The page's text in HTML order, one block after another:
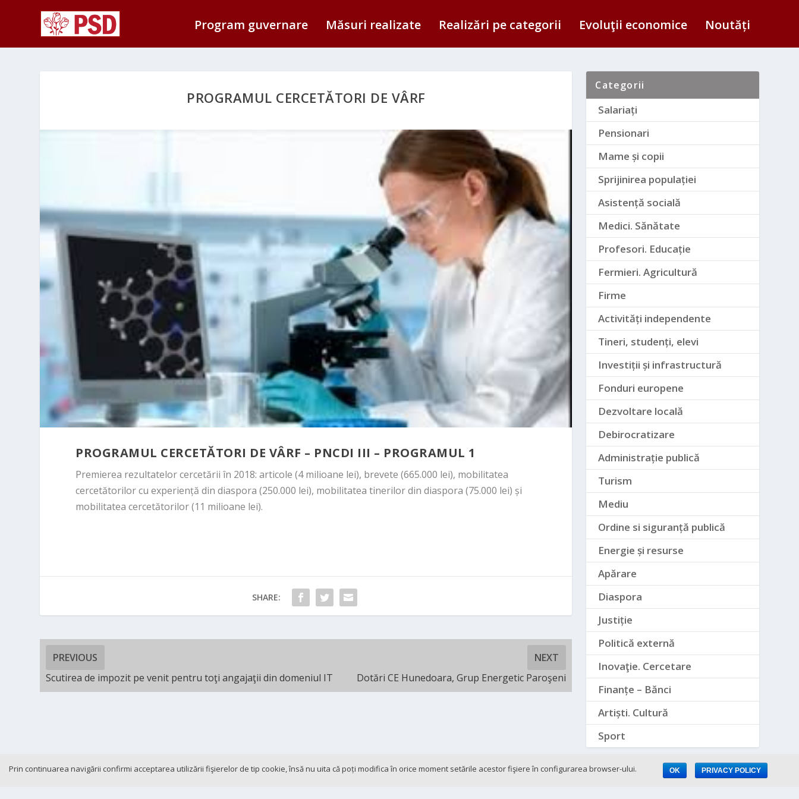
Program guvernare Măsuri realizate Realizări pe categorii Evoluţii economice Noutăți
PROGRAMUL CERCETĂTORI DE VÂRF
PROGRAMUL CERCETĂTORI DE VÂRF – PNCDI III – PROGRAMUL 1
Premierea rezultatelor cercetării în 2018: articole (4 milioane lei), brevete (665.000 lei), mobilitatea
cercetătorilor cu experiență din diaspora (250.000 lei), mobilitatea tinerilor din diaspora (75.000 lei) și
mobilitatea cercetătorilor (11 milioane lei).
SHARE:
PREVIOUS
Scutirea de impozit pe venit pentru toţi angajaţii din domeniul IT
NEXT
Dotări CE Hunedoara, Grup Energetic Paroşeni
Categorii
Salariați
Pensionari
Mame și copii
Sprijinirea populației
Asistență socială
Medici. Sănătate
Profesori. Educație
Fermieri. Agricultură
Firme
Activități independente
Tineri, studenți, elevi
Investiții și infrastructură
Fonduri europene
Dezvoltare locală
Debirocratizare
Administrație publică
Turism
Mediu
Ordine si siguranță publică
Energie și resurse
Apărare
Diaspora
Justiție
Politică externă
Inovaţie. Cercetare
Finanțe – Bănci
Artiști. Cultură
Sport
Prin continuarea navigării confirmi acceptarea utilizării fişierelor de tip cookie, însă nu uita că poți modifica în orice moment setările acestor fişiere în configurarea browser-ului. OK PRIVACY POLICY